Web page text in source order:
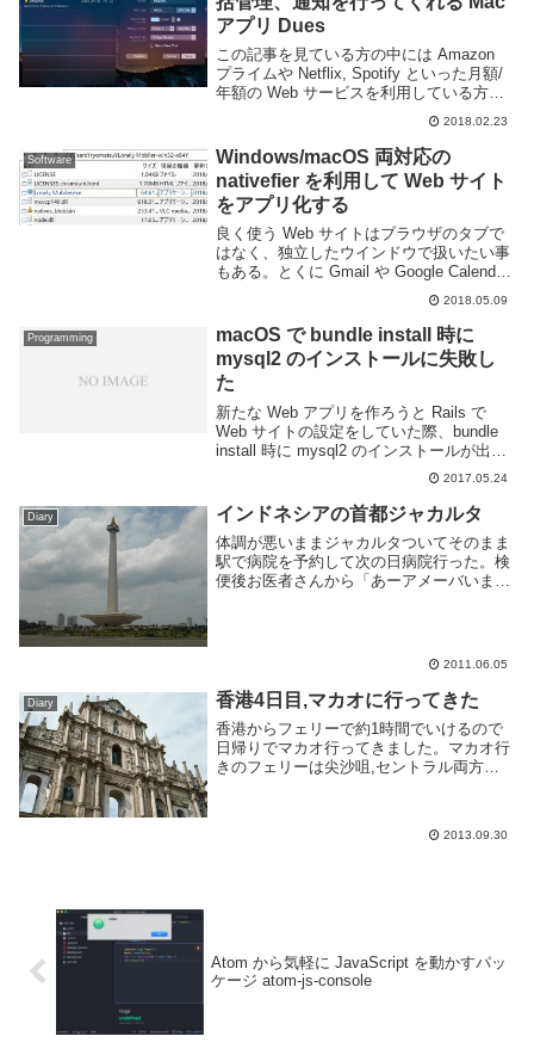
アプリ Dues
この記事を見ている方の中には Amazon
プライムや Netflix, Spotify といった月額/
年額の Web サービスを利用している方も
多いと思う。Web サービスに登録すれば
する程どの Web サービスがいくらかかっ
ているのか、...
2018.02.23
Software
Windows/macOS 両対応の
nativefier を利用して Web サイト
をアプリ化する
良く使う Web サイトはブラウザのタブで
はなく、独立したウインドウで扱いたい事
もある。とくに Gmail や Google Calendar
のような Web アプリはデスクトップアプ
リとしてそのまま利用できるほど高機能
だ。他にもブラウザ...
2018.05.09
Programming
macOS で bundle install 時に
mysql2 のインストールに失敗し
た
新たな Web アプリを作ろうと Rails で
Web サイトの設定をしていた際、bundle
install 時に mysql2 のインストールが出来
ないという感じのメッセージが出てコケ
た。エラーメッセージの下部にあるように
gem i...
2017.05.24
Diary インドネシアの首都ジャカルタ
体調が悪いままジャカルタついてそのまま
駅で病院を予約して次の日病院行った。検
便後お医者さんから「あーアメーバいます
2011.06.05
Diary 香港4日目,マカオに行ってきた
香港からフェリーで約1時間でいけるので
日帰りでマカオ行ってきました。マカオ行
きのフェリーは尖沙咀,セントラル両方か
2013.09.30
Atom から気軽に JavaScript を動かすパッ
ケージ atom-js-console